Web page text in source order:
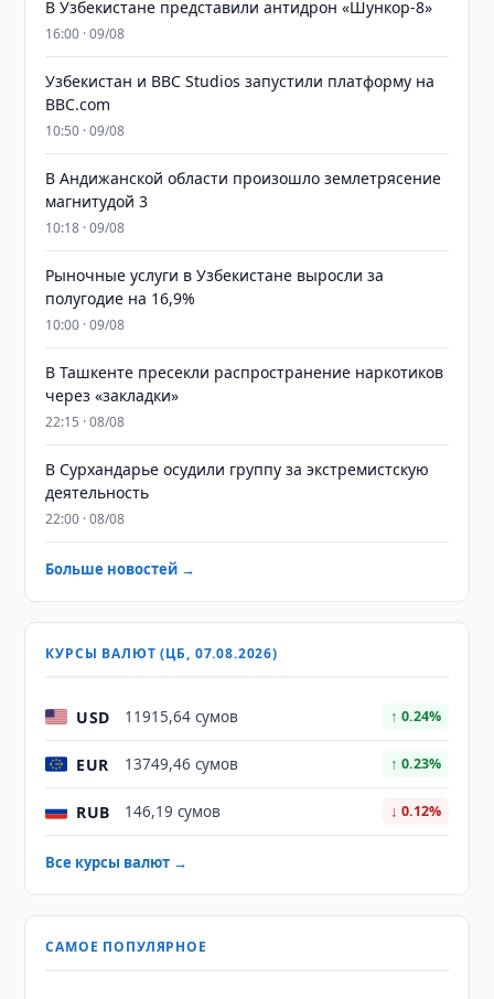
В Узбекистане представили антидрон «Шункор-8»
16:00 · 09/08
Узбекистан и BBC Studios запустили платформу на
BBC.com
10:50 · 09/08
В Андижанской области произошло землетрясение
магнитудой 3
10:18 · 09/08
Рыночные услуги в Узбекистане выросли за
полугодие на 16,9%
10:00 · 09/08
В Ташкенте пресекли распространение наркотиков
через «закладки»
22:15 · 08/08
В Сурхандарье осудили группу за экстремистскую
деятельность
22:00 · 08/08
Больше новостей →
КУРСЫ ВАЛЮТ (ЦБ, 07.08.2026)
USD 11915,64 сумов ↑ 0.24%
EUR 13749,46 сумов ↑ 0.23%
RUB 146,19 сумов ↓ 0.12%
Все курсы валют →
САМОЕ ПОПУЛЯРНОЕ